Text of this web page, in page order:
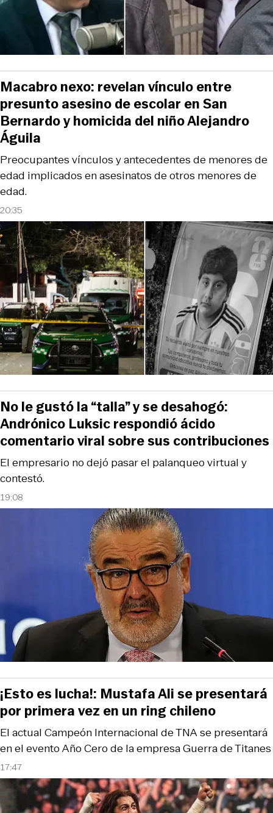
20:35
Preocupantes vínculos y antecedentes de menores de
edad implicados en asesinatos de otros menores de
edad.
Macabro nexo: revelan vínculo entre
presunto asesino de escolar en San
Bernardo y homicida del niño Alejandro
Águila
19:08
El empresario no dejó pasar el palanqueo virtual y
contestó.
No le gustó la “talla” y se desahogó:
Andrónico Luksic respondió ácido
comentario viral sobre sus contribuciones
17:47
El actual Campeón Internacional de TNA se presentará
en el evento Año Cero de la empresa Guerra de Titanes
¡Esto es lucha!: Mustafa Ali se presentará
por primera vez en un ring chileno